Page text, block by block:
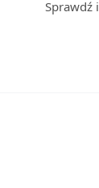
Sprawdź